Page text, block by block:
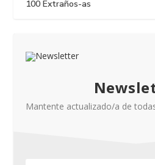
100 Extraños-as
Mantente actualizado/a de